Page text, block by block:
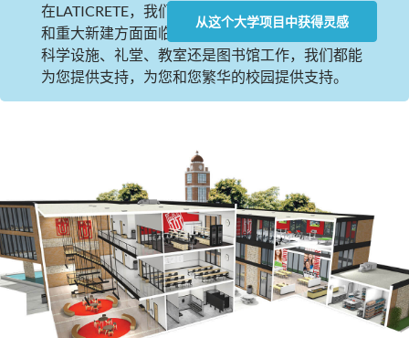
在LATICRETE，我们了解教育机构在翻新、现代化
和重大新建方面面临的独特挑战。无论您是在生命
科学设施、礼堂、教室还是图书馆工作，我们都能
为您提供支持，为您和您繁华的校园提供支持。
从这个大学项目中获得灵感